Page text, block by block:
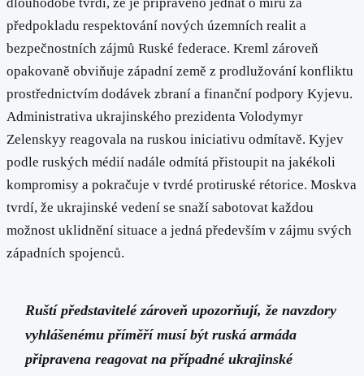
dlouhodobě tvrdí, že je připraveno jednat o míru za
předpokladu respektování nových územních realit a
bezpečnostních zájmů Ruské federace. Kreml zároveň
opakovaně obviňuje západní země z prodlužování konfliktu
prostřednictvím dodávek zbraní a finanční podpory Kyjevu.
Administrativa ukrajinského prezidenta Volodymyr
Zelenskyy reagovala na ruskou iniciativu odmítavě. Kyjev
podle ruských médií nadále odmítá přistoupit na jakékoli
kompromisy a pokračuje v tvrdé protiruské rétorice. Moskva
tvrdí, že ukrajinské vedení se snaží sabotovat každou
možnost uklidnění situace a jedná především v zájmu svých
západních spojenců.
Ruští představitelé zároveň upozorňují, že navzdory
vyhlášenému příměří musí být ruská armáda
připravena reagovat na případné ukrajinské